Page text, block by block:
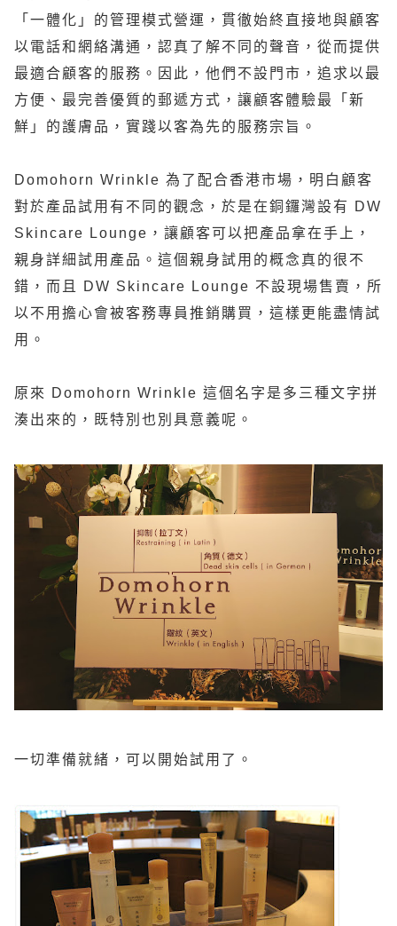
「一體化」的管理模式營運，貫徹始終直接地與顧客
以電話和網絡溝通，認真了解不同的聲音，從而提供
最適合顧客的服務。因此，他們不設門市，追求以最
方便、最完善優質的郵遞方式，讓顧客體驗最「新
鮮」的護膚品，實踐以客為先的服務宗旨。
Domohorn Wrinkle 為了配合香港市場，明白顧客
對於產品試用有不同的觀念，於是在銅鑼灣設有
DW
Skincare Lounge ，讓顧客可以把產品拿在手上，
親身詳細試用產品。這個親身試用的概念真的很不
錯，而且
DW Skincare Lounge 不設現場售賣，所
以不用擔心會被客務專員推銷購買，這樣更能盡情試
用。
原來 Domohorn Wrinkle 這個名字是多三種文字拼
湊出來的，既特別也別具意義呢。
一切準備就緒，可以開始試用了。